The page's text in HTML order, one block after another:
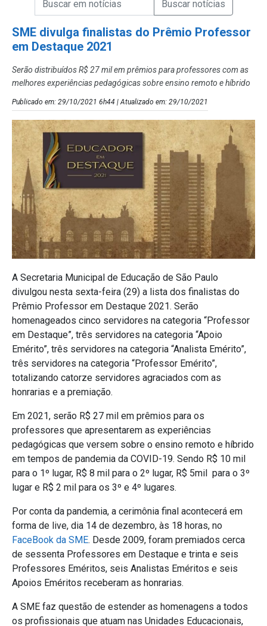
SME divulga finalistas do Prêmio Professor
em Destaque 2021
Serão distribuídos R$ 27 mil em prêmios para professores com as
melhores experiências pedagógicas sobre ensino remoto e híbrido
Publicado em: 29/10/2021 6h44 | Atualizado em: 29/10/2021
A Secretaria Municipal de Educação de São Paulo
divulgou nesta sexta-feira (29) a lista dos finalistas do
Prêmio Professor em Destaque 2021. Serão
homenageados cinco servidores na categoria “Professor
em Destaque”, três servidores na categoria “Apoio
Emérito”, três servidores na categoria “Analista Emérito”,
três servidores na categoria “Professor Emérito”,
totalizando catorze servidores agraciados com as
honrarias e a premiação.
Em 2021, serão R$ 27 mil em prêmios para os
professores que apresentarem as experiências
pedagógicas que versem sobre o ensino remoto e híbrido
em tempos de pandemia da COVID-19. Sendo R$ 10 mil
para o 1º lugar, R$ 8 mil para o 2º lugar, R$ 5mil para o 3º
lugar e R$ 2 mil para os 3º e 4º lugares.
Por conta da pandemia, a cerimônia final acontecerá em
forma de live, dia 14 de dezembro, às 18 horas, no
FaceBook da SME. Desde 2009, foram premiados cerca
de sessenta Professores em Destaque e trinta e seis
Professores Eméritos, seis Analistas Eméritos e seis
Apoios Eméritos receberam as honrarias.
A SME faz questão de estender as homenagens a todos
os profissionais que atuam nas Unidades Educacionais,